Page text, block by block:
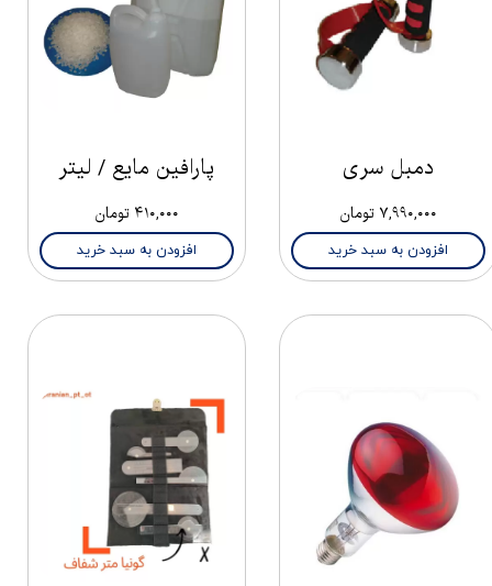
دمبل سری
۷,۹۹۰,۰۰۰ تومان
افزودن به سبد خرید
پارافین مایع / لیتر
۴۱۰,۰۰۰ تومان
افزودن به سبد خرید